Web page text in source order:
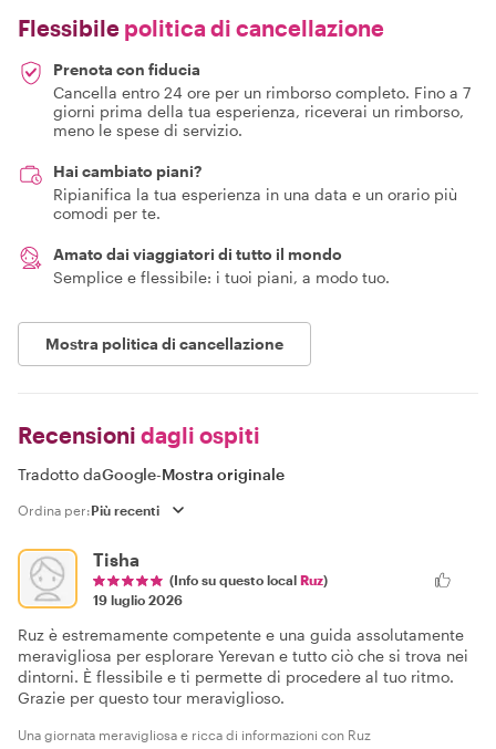
Flessibile politica di cancellazione
Prenota con fiducia
Cancella entro 24 ore per un rimborso completo. Fino a 7
giorni prima della tua esperienza, riceverai un rimborso,
meno le spese di servizio.
Hai cambiato piani?
Ripianifica la tua esperienza in una data e un orario più
comodi per te.
Amato dai viaggiatori di tutto il mondo
Semplice e flessibile: i tuoi piani, a modo tuo.
Mostra politica di cancellazione
Recensioni dagli ospiti
Tradotto daGoogle-Mostra originale
Ordina per:
Tisha
(Info su questo local Ruz)
19 luglio 2026
Ruz è estremamente competente e una guida assolutamente
meravigliosa per esplorare Yerevan e tutto ciò che si trova nei
dintorni. È flessibile e ti permette di procedere al tuo ritmo.
Grazie per questo tour meraviglioso.
Una giornata meravigliosa e ricca di informazioni con Ruz